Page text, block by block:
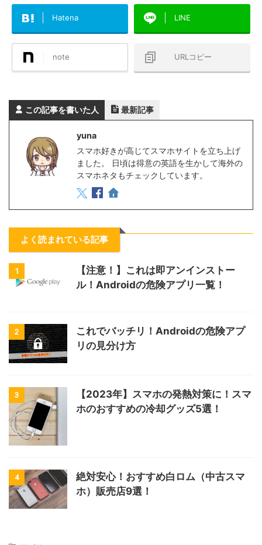
Hatena LINE
note URLコピー
この記事を書いた人 最新記事
yuna
スマホ好きが高じてスマホサイトを立ち上げ
ました。 日頃は得意の英語を生かして海外の
スマホネタもチェックしています。
よく読まれている記事
1
【注意！】これは即アンインストー
ル！Androidの危険アプリ一覧！
2
これでバッチリ！Androidの危険アプ
リの見分け方
3
【2023年】スマホの発熱対策に！スマ
ホのおすすめの冷却グッズ5選！
4
絶対安心！おすすめ白ロム（中古スマ
ホ）販売店9選！